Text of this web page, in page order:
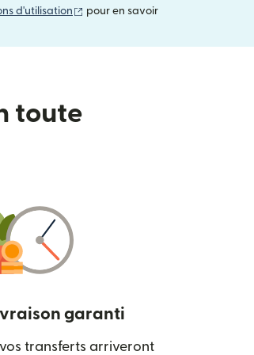
d'utilisation (s'ouvre dans une nouvelle
pour en savoir
toute
garanti
transferts arriveront